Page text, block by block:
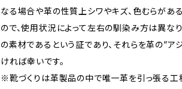
なる場合や革の性質上シワやキズ、色むらがあ
ので、使用状況によって左右の馴染み方は異な
の素材であるという証であり、それらを革の”ア
ければ幸いです。
※靴づくりは革製品の中で唯一革を引っ張る工